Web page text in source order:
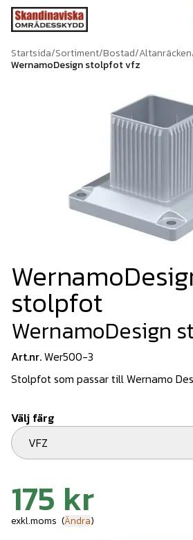
Startsida/Sortiment/Bostad/Altanräcken
WernamoDesign stolpfot vfz
stolpfot
WernamoDesign
Art.nr.Wer500-3
Stolpfot som passar till Wernamo
Välj färg
VFZ
175 kr
exkl.moms (Ändra)